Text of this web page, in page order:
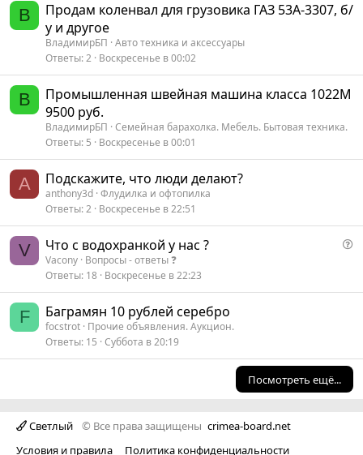
В
Продам коленвал для грузовика ГАЗ 53А-3307, б/
у и другое
ВладимирБП Авто техника и аксессуары
Ответы 2 Воскресенье в 00:02
В
Промышленная швейная машина класса 1022М
9500 руб.
ВладимирБП Семейная барахолка. Мебель. Бытовая техника.
Ответы 5 Воскресенье в 00:01
A Подскажите, что люди делают?
anthony3d Флудилка и офтопилка
Ответы 2 Воскресенье в 22:51
V
р
Что с водохранкой у нас ?
Vacony Вопросы - ответы ❓️
Ответы 18 Воскресенье в 22:23
F Баграмян 10 рублей серебро
focstrot Прочие объявления. Аукцион.
Ответы 15 Суббота в 20:19
Посмотреть ещё...
Светлый © Все права защищены crimea-board.net
Условия и правила
Политика конфиденциальности